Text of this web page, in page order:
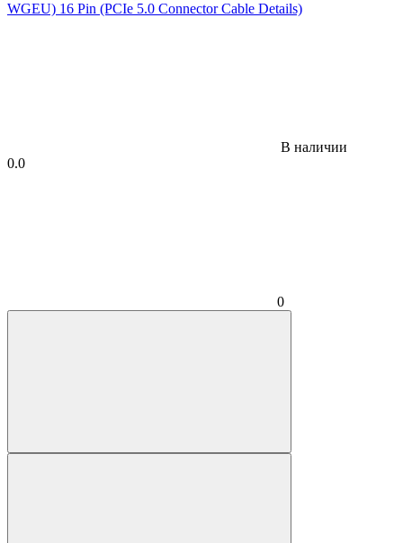
В наличии
0.0
0